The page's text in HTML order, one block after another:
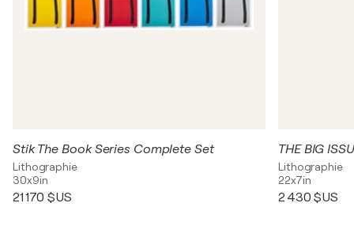
Stik The Book Series Complete Set
Lithographie
30x9in
21 170 $US
THE BIG
Lithographie
22x7in
2 430 $US